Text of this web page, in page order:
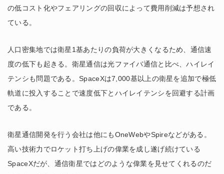
の低コスト化やフェアリングの回収によって費用削減は予想され
ている。
人口密集地では衛星1基あたりの負荷が大きくなるため、通信速
度の低下も起きる。衛星通信は光ファイバ通信と比べ、ハイレイ
テンシも問題である。SpaceXは7,000基以上の衛星を追加で極低
軌道に投入することで速度低下とハイレイテンシを回避する計画
である。
衛星通信開発を行う会社は他にもOneWebやSpireなどがある。
高い技術力でロケット打ち上げの偉業を成し遂げ続けている
SpaceXだが、通信衛星ではどのような偉業を見せてくれるのだ